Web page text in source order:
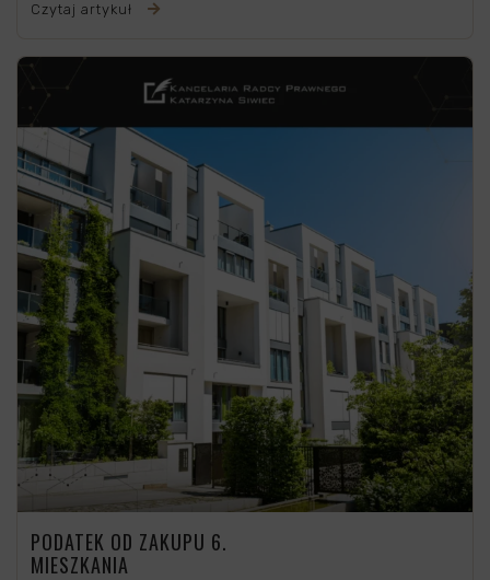
Czytaj artykuł
PODATEK OD ZAKUPU 6.
MIESZKANIA